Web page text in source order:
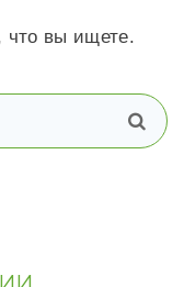
что вы ищете.